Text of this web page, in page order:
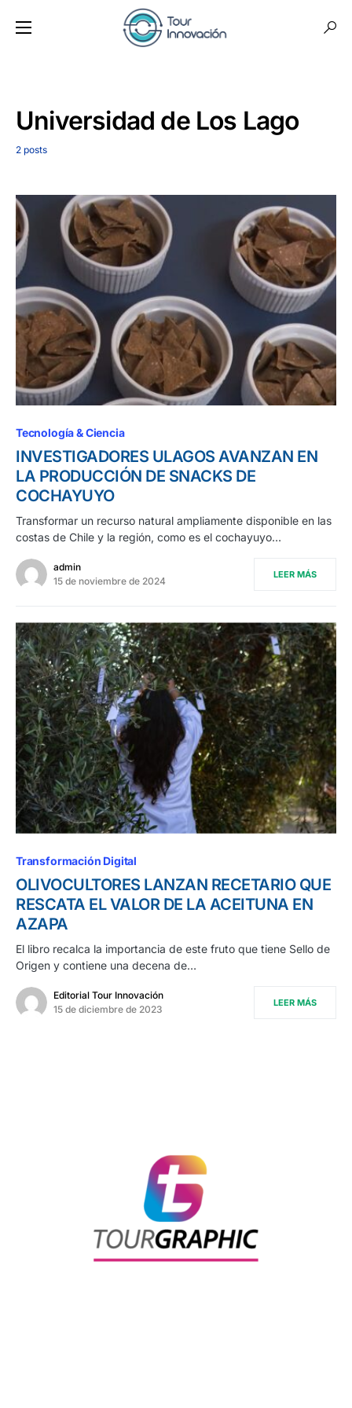
Universidad de Los Lago
2 posts
Tecnología & Ciencia
INVESTIGADORES ULAGOS AVANZAN EN
LA PRODUCCIÓN DE SNACKS DE
COCHAYUYO
Transformar un recurso natural ampliamente disponible en las
costas de Chile y la región, como es el cochayuyo…
admin
15 de noviembre de 2024
LEER MÁS
Transformación Digital
OLIVOCULTORES LANZAN RECETARIO QUE
RESCATA EL VALOR DE LA ACEITUNA EN
AZAPA
El libro recalca la importancia de este fruto que tiene Sello de
Origen y contiene una decena de…
Editorial Tour Innovación
15 de diciembre de 2023
LEER MÁS